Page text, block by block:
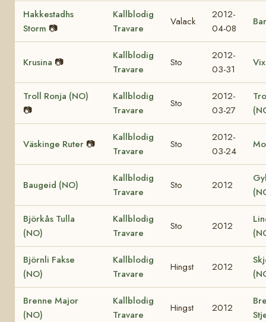
Hakkestadhs
Storm 📷
Kallblodig
Travare
Valack
2012-
04-08
Krusina 📷
Kallblodig
Travare
Sto
2012-
03-31
Troll Ronja (NO)
📷
Kallblodig
Travare
Sto
2012-
03-27
Väskinge Ruter 📷
Kallblodig
Travare
Sto
2012-
03-24
Baugeid (NO)
Kallblodig
Travare
Sto 2012
Björkås Tulla
(NO)
Kallblodig
Travare
Sto 2012
Björnli Fakse
(NO)
Kallblodig
Travare
Hingst 2012
Brenne Major
(NO)
Kallblodig
Travare
Hingst 2012